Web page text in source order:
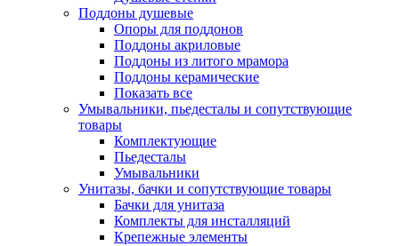
Поддоны душевые
Опоры для поддонов
Поддоны акриловые
Поддоны из литого мрамора
Поддоны керамические
Показать все
Умывальники, пьедесталы и сопутствующие
товары
Комплектующие
Пьедесталы
Умывальники
Унитазы, бачки и сопутствующие товары
Бачки для унитаза
Комплекты для инсталляций
Крепежные элементы